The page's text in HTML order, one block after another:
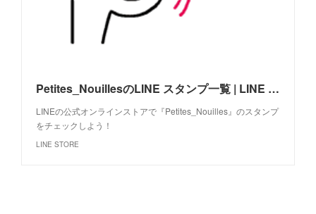
Petites_NouillesのLINE スタンプ一覧 | LINE STORE
LINEの公式オンラインストアで『Petites_Nouilles』のスタンプ
をチェックしよう！
LINE STORE